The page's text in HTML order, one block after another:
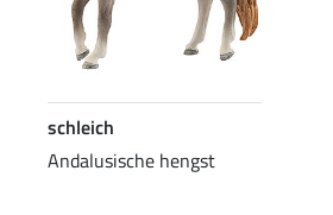
schleich
Andalusische hengst